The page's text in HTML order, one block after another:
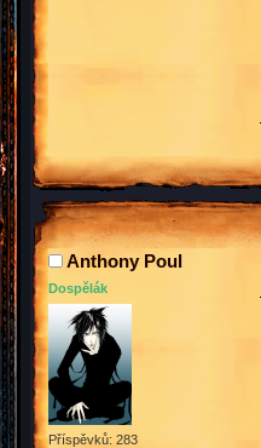
Anthony Poul
Dospělák
Příspěvků: 283